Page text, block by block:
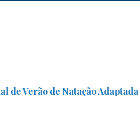
de Verão de Natação Adaptada